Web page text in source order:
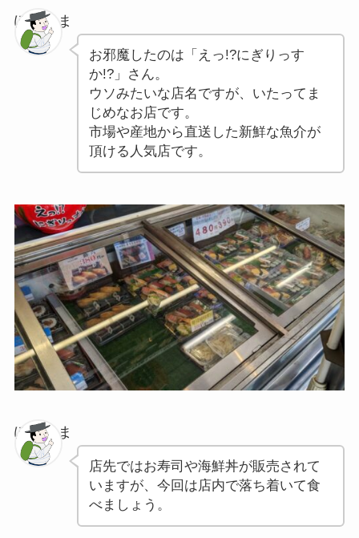
ぽちゃま
お邪魔したのは「えっ!?にぎりっす
か!?」さん。
ウソみたいな店名ですが、いたってま
じめなお店です。
市場や産地から直送した新鮮な魚介が
頂ける人気店です。
ぽちゃま
店先ではお寿司や海鮮丼が販売されて
いますが、今回は店内で落ち着いて食
べましょう。